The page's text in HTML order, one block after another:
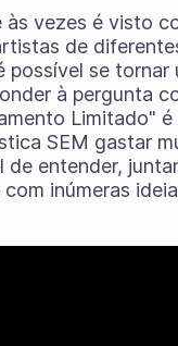
vezes é visto
de
se
à pergunta
Limitado"
SEM gastar
entender,
inúmeras